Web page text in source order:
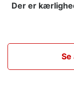
Der er